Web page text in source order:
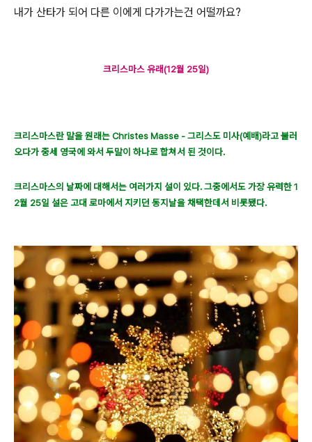
내가 산타가 되어 다른 이에게 다가가는건 어떨까요?
크리스마스 유래(12월 25일)
크리스마스란 말을 원래는 Christes Masse - 그리스도 미사(예배)라고 불러
오다가 중세 영국에 와서 두말이 하나로 합쳐서 된 것이다.
크리스마스의 날짜에 대해서는 여러가지 설이 있다. 그중에서도 가장 유력한 1
2월 25일 설은 고대 로마에서 지키던 동지날을 채택한데서 비롯됐다.